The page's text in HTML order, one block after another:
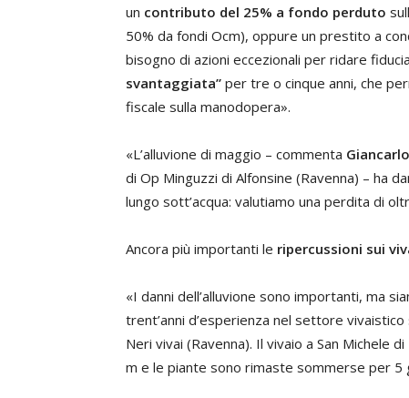
un contributo del 25% a fondo perduto
50% da fondi Ocm), oppure un prestito a
bisogno di azioni eccezionali per ridare
svantaggiata” per tre o cinque anni, che
fiscale sulla manodopera».
«L’alluvione di maggio – commenta
di Op Minguzzi di Alfonsine (Ravenna) – ha
lungo sott’acqua: valutiamo una perdita di
Ancora più importanti le ripercussioni sui
«I danni dell’alluvione sono importanti, ma
trent’anni d’esperienza nel settore
Neri vivai (Ravenna). Il vivaio a San Michele
m e le piante sono rimaste sommerse per 5